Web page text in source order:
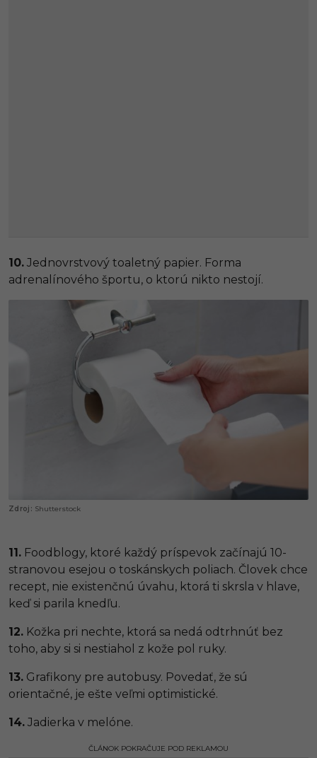
10. Jednovrstvový toaletný papier. Forma
adrenalínového športu, o ktorú nikto nestojí.
Shutterstock
11. Foodblogy, ktoré každý príspevok začínajú 10-
stranovou esejou o toskánskych poliach. Človek chce
recept, nie existenčnú úvahu, ktorá ti skrsla v hlave,
keď si parila knedľu.
12. Kožka pri nechte, ktorá sa nedá odtrhnúť bez
toho, aby si si nestiahol z kože pol ruky.
13. Grafikony pre autobusy. Povedať, že sú
orientačné, je ešte veľmi optimistické.
14. Jadierka v melóne.
ČLÁNOK POKRAČUJE POD REKLAMOU